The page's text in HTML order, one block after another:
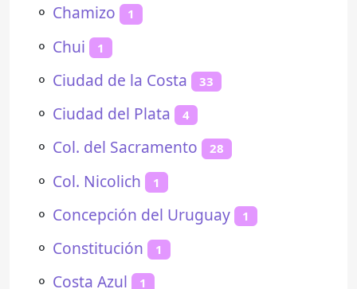
⚬ Chamizo 1
⚬ Chui 1
⚬ Ciudad de la Costa 33
⚬ Ciudad del Plata 4
⚬ Col. del Sacramento 28
⚬ Col. Nicolich 1
⚬ Concepción del Uruguay 1
⚬ Constitución 1
⚬ Costa Azul 1